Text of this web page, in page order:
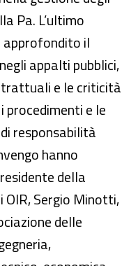
Pa. L’ultimo
approfondito il
appalti pubblici,
e le criticità
procedimenti e le
responsabilità
hanno
della
OIR, Sergio Minotti,
delle